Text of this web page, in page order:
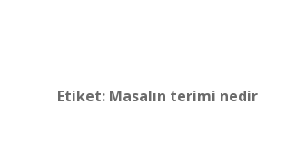
Etiket: Masalın terimi nedir